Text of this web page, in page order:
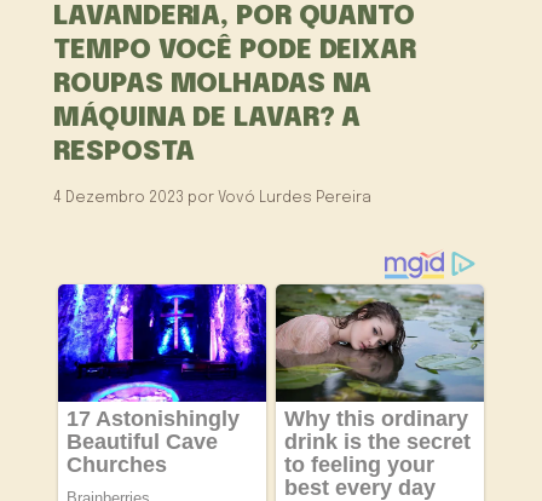
LAVANDERIA, POR QUANTO
TEMPO VOCÊ PODE DEIXAR
ROUPAS MOLHADAS NA
MÁQUINA DE LAVAR? A
RESPOSTA
4 Dezembro 2023 por Vovó Lurdes Pereira